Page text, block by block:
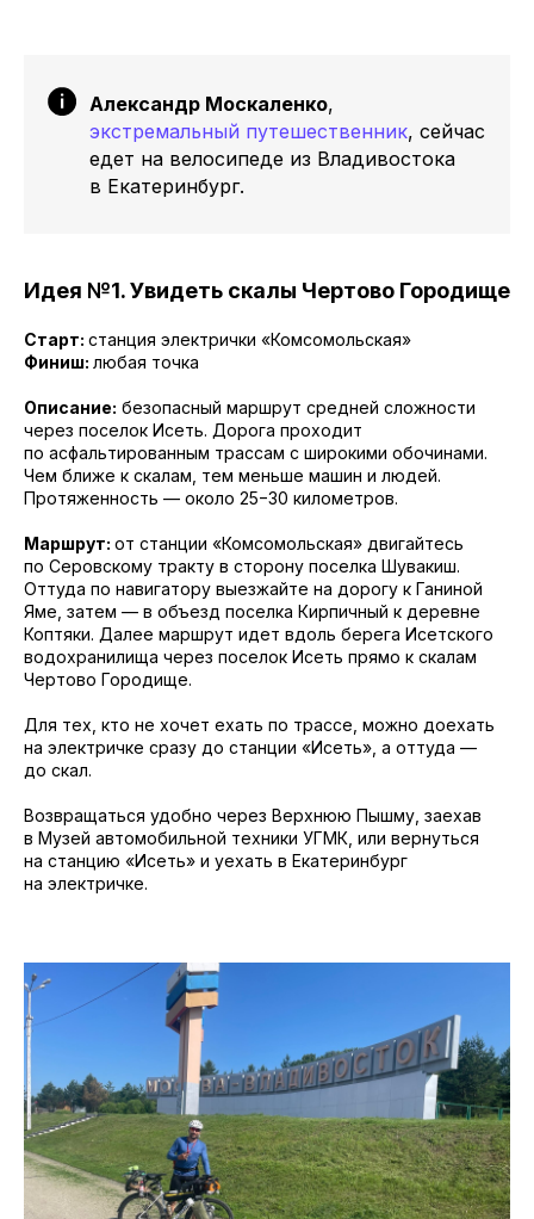
Александр Москаленко,
экстремальный путешественник, сейчас
едет на велосипеде из Владивостока
в Екатеринбург.
Идея №1. Увидеть скалы Чертово Городище
Старт: станция электрички «Комсомольская»
Финиш: любая точка
Описание: безопасный маршрут средней сложности
через поселок Исеть. Дорога проходит
по асфальтированным трассам с широкими обочинами.
Чем ближе к скалам, тем меньше машин и людей.
Протяженность — около 25−30 километров.
Маршрут: от станции «Комсомольская» двигайтесь
по Серовскому тракту в сторону поселка Шувакиш.
Оттуда по навигатору выезжайте на дорогу к Ганиной
Яме, затем — в объезд поселка Кирпичный к деревне
Коптяки. Далее маршрут идет вдоль берега Исетского
водохранилища через поселок Исеть прямо к скалам
Чертово Городище.
Для тех, кто не хочет ехать по трассе, можно доехать
на электричке сразу до станции «Исеть», а оттуда —
до скал.
Возвращаться удобно через Верхнюю Пышму, заехав
в Музей автомобильной техники УГМК, или вернуться
на станцию «Исеть» и уехать в Екатеринбург
на электричке.